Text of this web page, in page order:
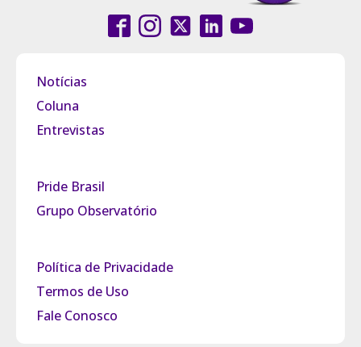
Notícias
Coluna
Entrevistas
Pride Brasil
Grupo Observatório
Política de Privacidade
Termos de Uso
Fale Conosco